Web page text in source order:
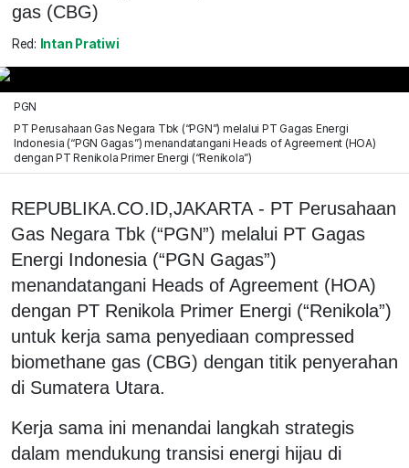
gas (CBG)
Red: Intan Pratiwi
PGN
PT Perusahaan Gas Negara Tbk (“PGN”) melalui PT Gagas Energi
Indonesia (“PGN Gagas”) menandatangani Heads of Agreement (HOA)
dengan PT Renikola Primer Energi (“Renikola”)
REPUBLIKA.CO.ID,JAKARTA - PT Perusahaan
Gas Negara Tbk (“PGN”) melalui PT Gagas
Energi Indonesia (“PGN Gagas”)
menandatangani Heads of Agreement (HOA)
dengan PT Renikola Primer Energi (“Renikola”)
untuk kerja sama penyediaan compressed
biomethane gas (CBG) dengan titik penyerahan
di Sumatera Utara.
Kerja sama ini menandai langkah strategis
dalam mendukung transisi energi hijau di